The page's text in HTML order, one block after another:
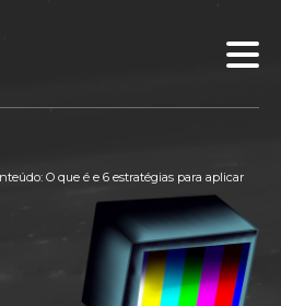
O que é e 6 estratégias para aplicar